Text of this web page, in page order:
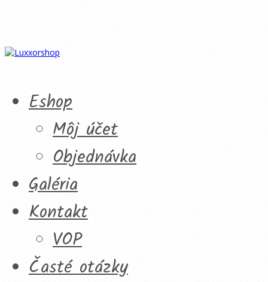
Eshop
Môj účet
Objednávka
Galéria
Kontakt
VOP
Časté otázky